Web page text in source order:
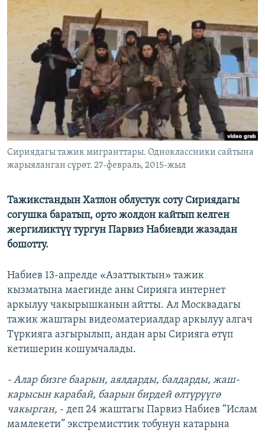
ДАНИСТЕ
ЭЖЕ-СИҢДИЛЕР
АЗАТТЫК+
ЫҢГАЙСЫЗ СУРООЛОР
ОНЛАЙН ШЕРИНЕ
ЭЕ/АРнун бардык сайттары
Сириядагы тажик мигранттары. Одноклассники сайтына
жарыяланган сүрөт. 27-февраль, 2015-жыл
Тажикстандын Хатлон облустук соту Сириядагы
согушка баратып, орто жолдон кайтып келген
жергиликтүү тургун Парвиз Набиевди жазадан
бошотту.
Набиев 13-апрелде «Азаттыктын» тажик
кызматына маегинде аны Сирияга интернет
аркылуу чакырышканын айтты. Ал Москвадагы
тажик жаштары видеоматериалдар аркылуу алгач
Түркияга азгырылып, андан ары Сирияга өтүп
кетишерин кошумчалады.
- Алар бизге баарын, аялдарды, балдарды, жаш-
карысын карабай, баарын бирдей өлтүрүүгө
чакырган, - деп 24 жаштагы Парвиз Набиев “Ислам
мамлекети” экстремисттик тобунун катарына